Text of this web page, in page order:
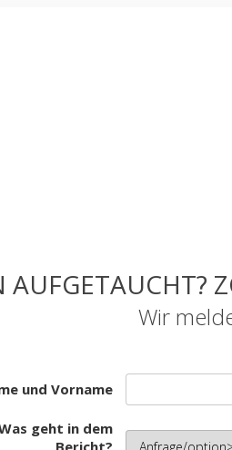
AUFGETAUCHT?
Wir
und Vorname
geht in dem
Bericht?